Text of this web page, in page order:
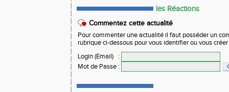
les Réactions
Commentez cette actualité
Pour commenter une actualité il faut posséder un
rubrique ci-dessous pour vous identifier ou vous
Login (Email)
:
Mot de Passe :